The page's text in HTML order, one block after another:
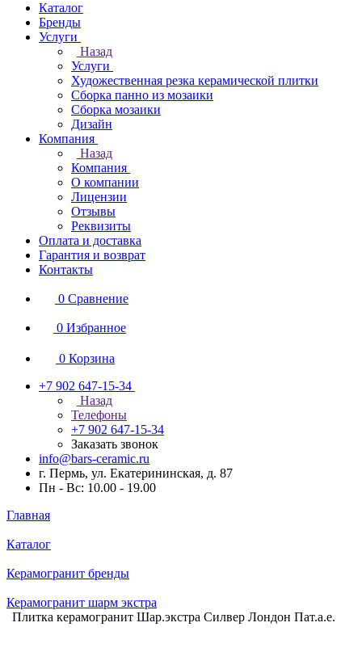
Каталог
Бренды
Услуги
Назад
Услуги
Художественная резка керамической плитки
Сборка панно из мозаики
Сборка мозаики
Дизайн
Компания
Назад
Компания
О компании
Лицензии
Отзывы
Реквизиты
Оплата и доставка
Гарантия и возврат
Контакты
0 Сравнение
0 Избранное
0 Корзина
+7 902 647-15-34
Назад
Телефоны
+7 902 647-15-34
Заказать звонок
info@bars-ceramic.ru
г. Пермь, ул. Екатерининская, д. 87
Пн - Вс: 10.00 - 19.00
Главная
Каталог
Керамогранит бренды
Керамогранит шарм экстра
Плитка керамогранит Шар.экстра Силвер Лондон Пат.а.е.